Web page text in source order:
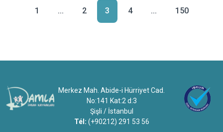
1 ... 2 3 4 ... 150
Merkez Mah. Abide-i Hürriyet Cad.
No:141 Kat:2 d:3
Şişli / İstanbul
Tél: (+90212) 291 53 56